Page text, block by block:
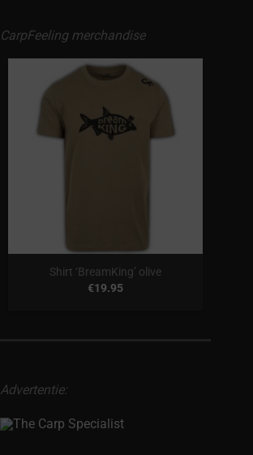
CarpFeeling merchandise
Shirt ‘BreamKing’ olive
€19.95
Advertentie: